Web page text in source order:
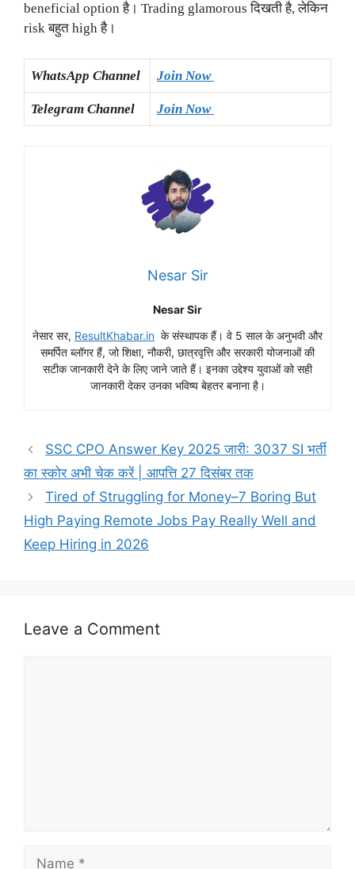
beneficial option है। Trading glamorous दिखती है, लेकिन
risk बहुत high है।
WhatsApp Channel Join Now
Telegram Channel Join Now
Nesar Sir
Nesar Sir
नेसार सर, ResultKhabar.in के संस्थापक हैं। वे 5 साल के अनुभवी और
समर्पित ब्लॉगर हैं, जो शिक्षा, नौकरी, छात्रवृत्ति और सरकारी योजनाओं की
सटीक जानकारी देने के लिए जाने जाते हैं। इनका उद्देश्य युवाओं को सही
जानकारी देकर उनका भविष्य बेहतर बनाना है।
SSC CPO Answer Key 2025 जारी: 3037 SI भर्ती
का स्कोर अभी चेक करें | आपत्ति 27 दिसंबर तक
Tired of Struggling for Money–7 Boring But
High Paying Remote Jobs Pay Really Well and
Keep Hiring in 2026
Leave a Comment
Name